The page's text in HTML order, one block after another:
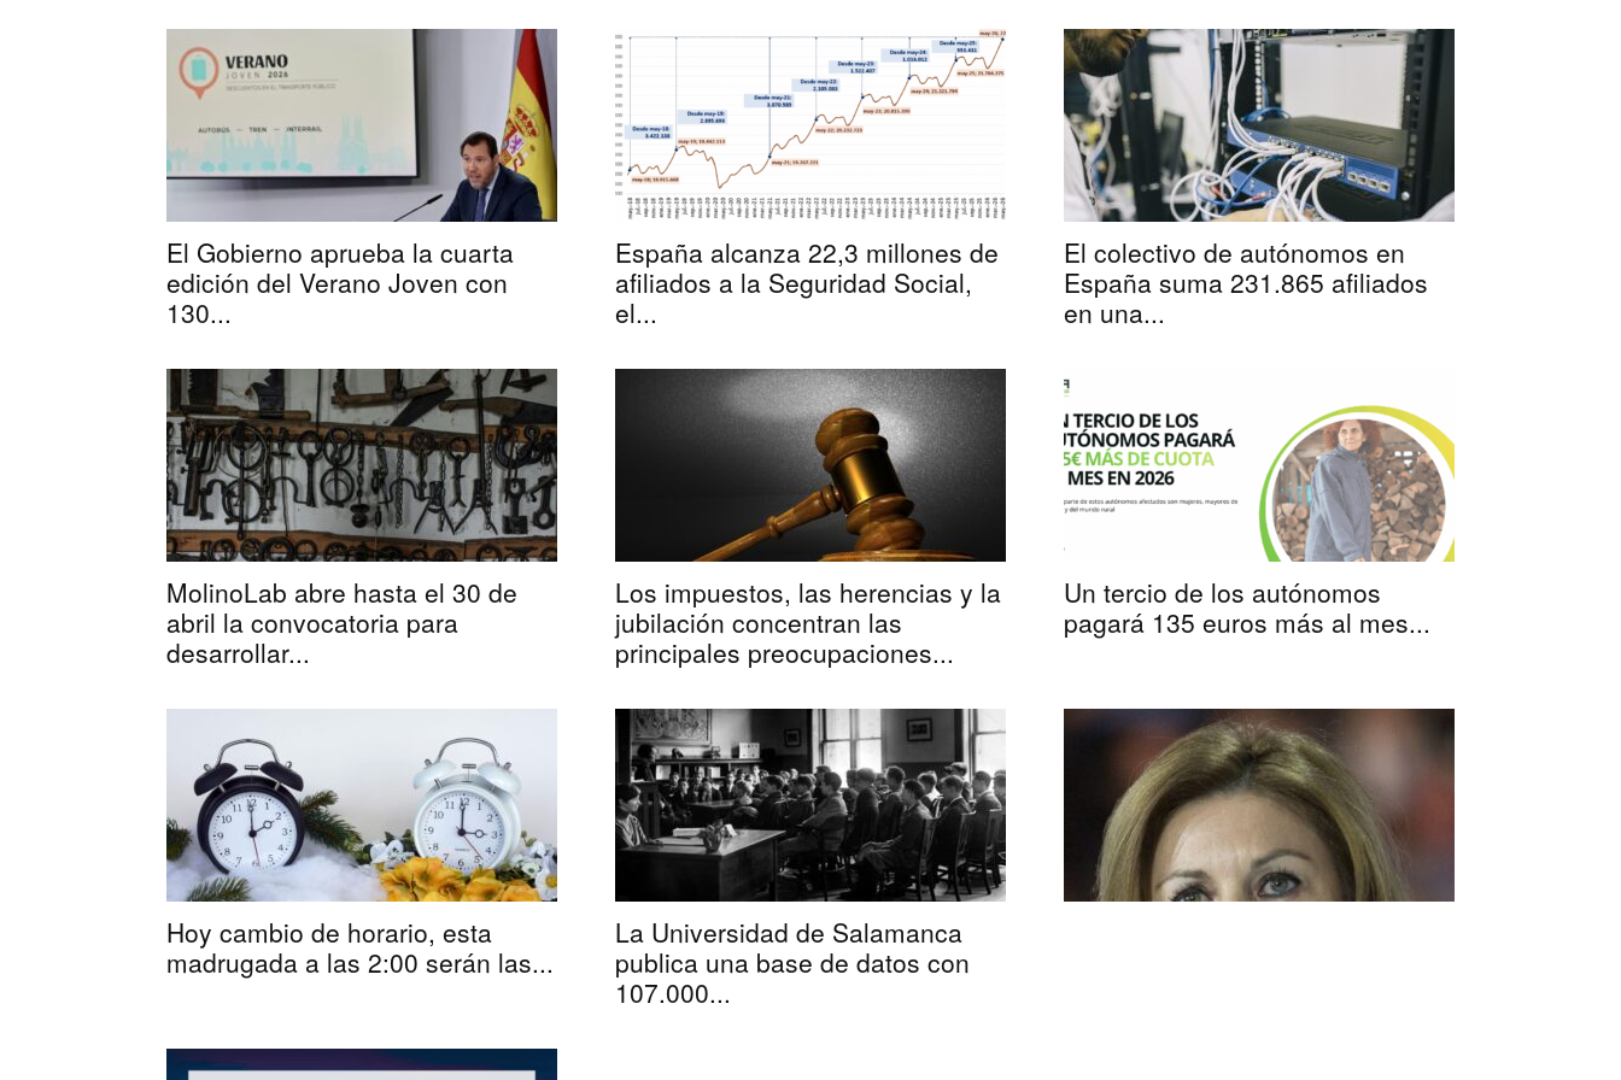
El Gobierno aprueba la cuarta
edición del Verano Joven con
130...
España alcanza 22,3 millones de
afiliados a la Seguridad Social,
el...
El colectivo de autónomos en
España suma 231.865 afiliados
en una...
MolinoLab abre hasta el 30 de
abril la convocatoria para
desarrollar...
Los impuestos, las herencias y la
jubilación concentran las
principales preocupaciones...
Un tercio de los autónomos
pagará 135 euros más al mes...
Hoy cambio de horario, esta
madrugada a las 2:00 serán las...
La Universidad de Salamanca
publica una base de datos con
107.000...